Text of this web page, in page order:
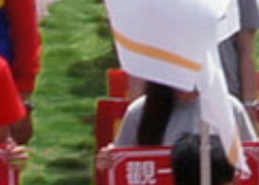
WORLD
TOMORROW
PUTTING
YOU
ON
THE
PATH